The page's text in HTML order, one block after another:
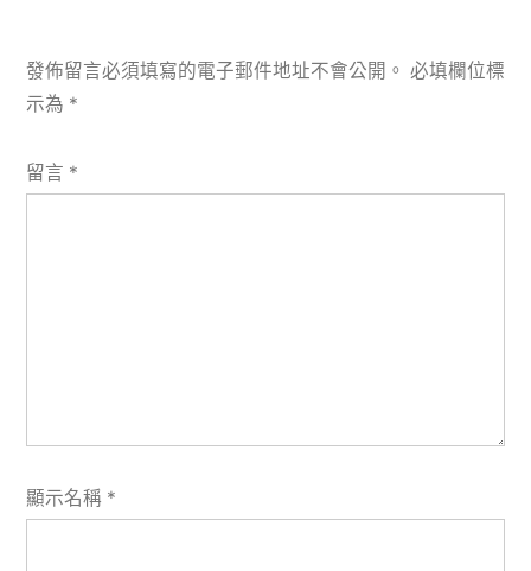
發佈留言必須填寫的電子郵件地址不會公開。 必填欄位標
示為 *
留言 *
顯示名稱 *